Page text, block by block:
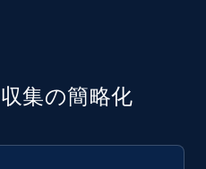
集の簡略化